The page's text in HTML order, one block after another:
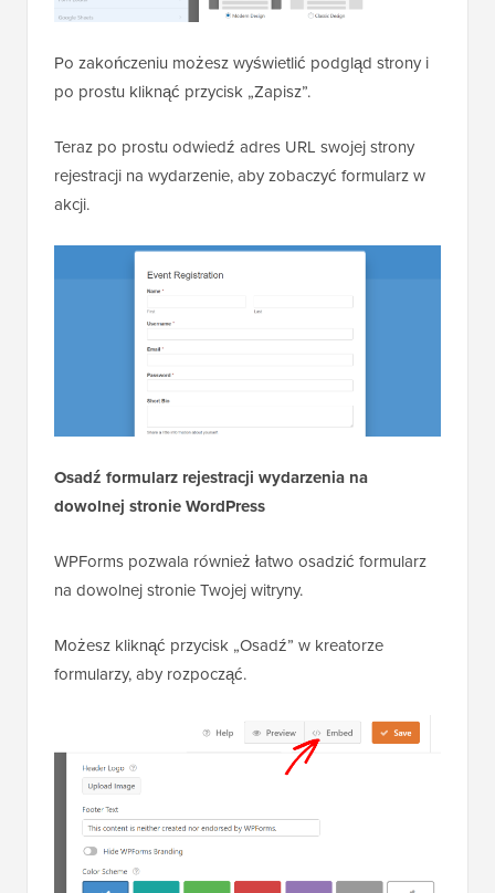
Po zakończeniu możesz wyświetlić podgląd strony i
po prostu kliknąć przycisk „Zapisz”.
Teraz po prostu odwiedź adres URL swojej strony
rejestracji na wydarzenie, aby zobaczyć formularz w
akcji.
Osadź formularz rejestracji wydarzenia na
dowolnej stronie WordPress
WPForms pozwala również łatwo osadzić formularz
na dowolnej stronie Twojej witryny.
Możesz kliknąć przycisk „Osadź” w kreatorze
formularzy, aby rozpocząć.